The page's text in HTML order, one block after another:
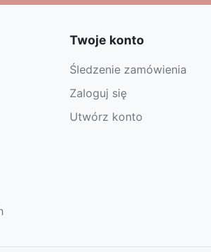
Twoje konto
Śledzenie zamówienia
Zaloguj się
Utwórz konto